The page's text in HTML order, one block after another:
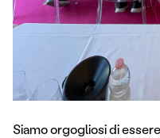
Siamo orgogliosi di